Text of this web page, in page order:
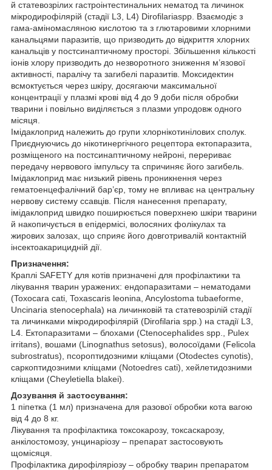
й статевозрілих гастроінтестинальних нематод та личинок
мікродирофілярій (стадії L3, L4) Dirofilariaspp. Взаємодіє з
гама-аміномасляною кислотою та з глютаровими хлорними
канальцями паразитів, що призводить до відкриття хлорних
канальців у постсинаптичному просторі. Збільшення кількості
іонів хлору призводить до незворотного зниження м’язової
активності, паралічу та загибелі паразитів. Моксидектин
всмоктується через шкіру, досягаючи максимальної
концентрації у плазмі крові від 4 до 9 доби після обробки
тварини і повільно виділяється з плазми упродовж одного
місяця.
Імідаклоприд належить до групи хлорнікотинілових сполук.
Приєднуючись до нікотинергічного рецептора ектопаразита,
розміщеного на постсинаптичному нейроні, перериває
передачу нервового імпульсу та спричиняє його загибель.
Імідаклоприд має низький рівень проникнення через
гематоенцефалічний бар’єр, тому не впливає на центральну
нервову систему ссавців. Після нанесення препарату,
імідаклоприд швидко поширюється поверхнею шкіри тварини
й накопичується в епідермісі, волосяних фолікулах та
жирових залозах, що сприяє його довготривалій контактній
інсектоакарицидній дії.
Призначення:
Краплі SAFETY для котів призначені для профілактики та
лікування тварин уражених: ендопаразитами – нематодами
(Toxocara cati, Toxascaris leonina, Ancylostoma tubaeforme,
Uncinaria stenocephala) на личинковій та статевозрілій стадії
та личинками мікродирофілярій (Dirofilaria spp.) на стадії L3,
L4. Ектопаразитами – блохами (Ctenocephalides spp., Pulex
irritans), вошами (Linognathus setosus), волосоїдами (Felicola
subrostratus), псороптидозними кліщами (Otodectes cynotis),
саркоптидозними кліщами (Notoedres cati), хейлетидозними
кліщами (Cheyletiella blakei).
Дозування й застосування:
1 піпетка (1 мл) призначена для разової обробки кота вагою
від 4 до 8 кг.
Лікування та профілактика токсокарозу, токсаскарозу,
анкілостомозу, унцинаріозу – препарат застосовують
щомісяця.
Профілактика дирофіляріозу – обробку тварин препаратом